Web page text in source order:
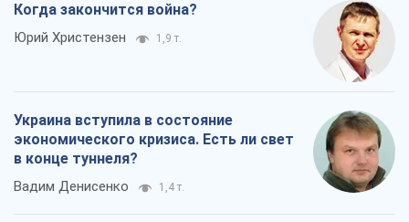
Когда закончится война?
Юрий Христензен 1,9 т.
Украина вступила в состояние
экономического кризиса. Есть ли свет
в конце туннеля?
Вадим Денисенко 1,4 т.